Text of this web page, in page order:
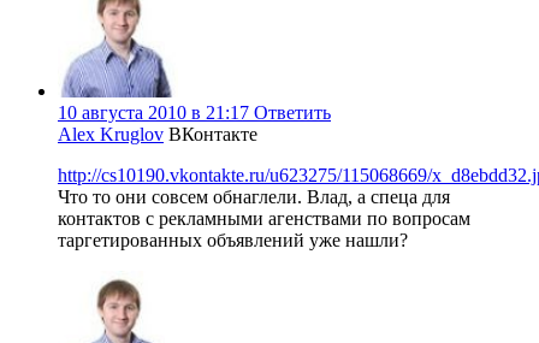
10 августа 2010 в 21:17 Ответить
Alex Kruglov ВКонтакте
http://cs10190.vkontakte.ru/u623275/115068669/
Что то они совсем обнаглели. Влад, а спеца для
контактов с рекламными агенствами по вопросам
таргетированных объявлений уже нашли?